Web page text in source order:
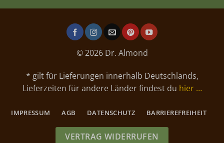
© 2026 Dr. Almond
* gilt für Lieferungen innerhalb Deutschlands,
Lieferzeiten für andere Länder findest du hier …
IMPRESSUM AGB DATENSCHUTZ BARRIEREFREIHEIT
VERTRAG WIDERRUFEN